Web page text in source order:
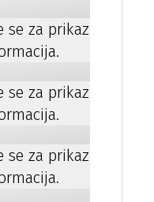
se za prikaz
se za prikaz
se za prikaz